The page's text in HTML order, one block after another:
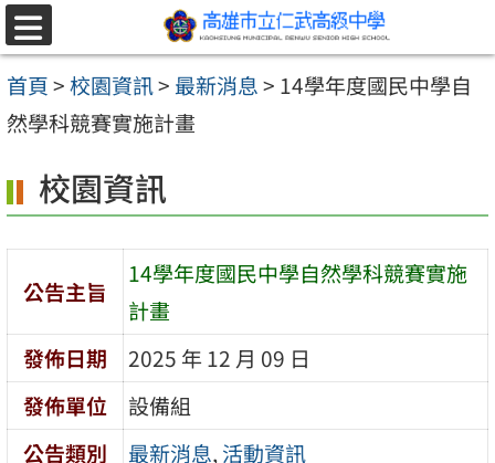
跳至主要內容區
選
單
首頁>校園資訊> 最新消息> 14學年度國民中學自
然學科競賽實施計畫
校園資訊
公告主旨
14學年度國民中學自然學科競賽實施
計畫
發佈日期
2025 年 12 月 09 日
發佈單位
設備組
公告類別
最新消息,活動資訊